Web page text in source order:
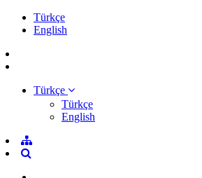
Türkçe
English
Türkçe
Türkçe
English